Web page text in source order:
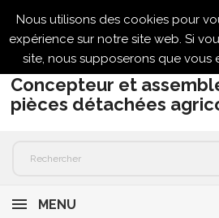
Nous utilisons des cookies pour
expérience sur notre site web. Si
site, nous supposerons que vous
Concepteur et
pièces détachées
MENU